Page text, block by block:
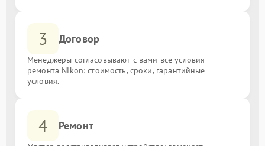
3 Договор
Менеджеры согласовывают с вами все условия
ремонта Nikon: стоимость, сроки, гарантийные
условия.
4 Ремонт